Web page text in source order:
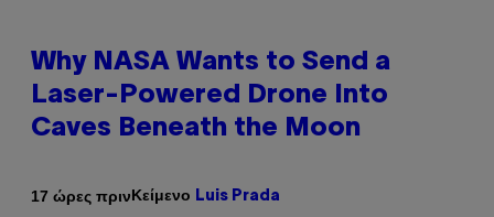
Why NASA Wants to Send a
Laser-Powered Drone Into
Caves Beneath the Moon
17 ώρες πρινΚείμενο Luis Prada